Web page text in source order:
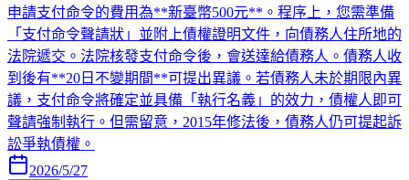
申請支付命令的費用為**新臺幣500元**。程序上，您需準備
「支付命令聲請狀」並附上債權證明文件，向債務人住所地的
法院遞交。法院核發支付命令後，會送達給債務人。債務人收
到後有**20日不變期間**可提出異議。若債務人未於期限內異
議，支付命令將確定並具備「執行名義」的效力，債權人即可
聲請強制執行。但需留意，2015年修法後，債務人仍可提起訴
訟爭執債權。
2026/5/27